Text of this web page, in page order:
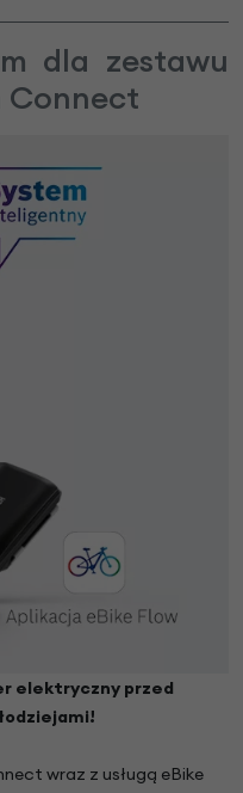
dla zestawu
Connect
elektryczny przed
wraz z usługą eBike